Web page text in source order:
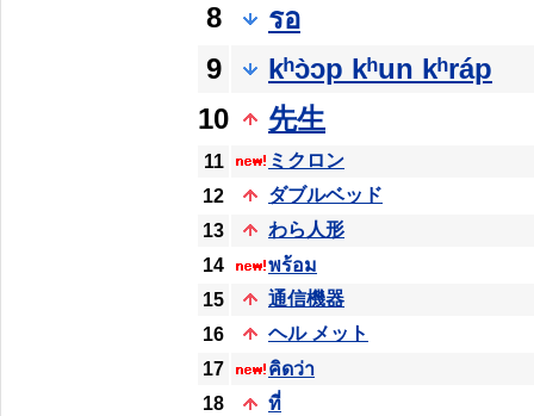
8
รอ
9
kʰɔ̀ɔp kʰun kʰráp
10
先生
11
ミクロン
12
ダブルベッド
13
わら人形
14
พร้อม
15
通信機器
16
ヘル メット
17
คิดว่า
18
ที่